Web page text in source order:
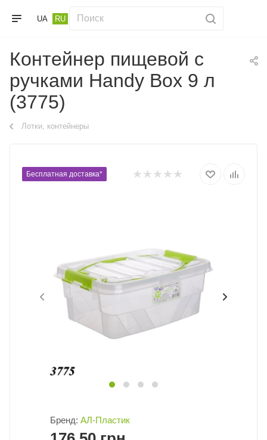
UA RU
Контейнер пищевой с
ручками Handy Box 9 л
(3775)
Лотки, контейнеры
Бесплатная доставка*
Бренд: АЛ-Пластик